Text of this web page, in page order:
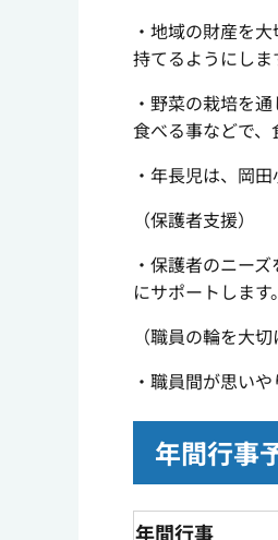
・地域の財産を
持てるようにしま
・野菜の栽培を
食べる事などで、
・年長児は、岡
（保護者支援）
・保護者のニー
にサポートします。
（職員の輪を大切
・職員間が思い
年間行事
年間行事